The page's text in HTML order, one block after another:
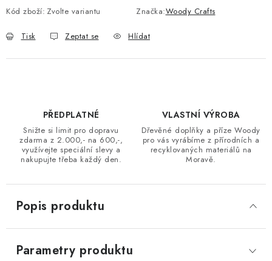
Kód zboží: Zvolte variantu Značka:Woody Crafts
Tisk Zeptat se Hlídat
PŘEDPLATNÉ
Snižte si limit pro dopravu
zdarma z 2.000,- na 600,-,
využívejte speciální slevy a
nakupujte třeba každý den.
VLASTNÍ VÝROBA
Dřevěné doplňky a příze Woody
pro vás vyrábíme z přírodních a
recyklovaných materiálů na
Moravě.
Popis produktu
Parametry produktu